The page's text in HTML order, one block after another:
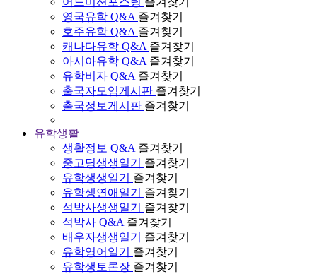
영국유학 Q&A 즐겨찾기
호주유학 Q&A 즐겨찾기
캐나다유학 Q&A 즐겨찾기
아시아유학 Q&A 즐겨찾기
유학비자 Q&A 즐겨찾기
출국자모임게시판 즐겨찾기
출국정보게시판 즐겨찾기
유학생활
생활정보 Q&A 즐겨찾기
중고딩생생일기
즐겨찾기
유학생생일기
즐겨찾기
유학생연애일기
즐겨찾기
석박사생생일기
즐겨찾기
석박사 Q&A 즐겨찾기
배우자생생일기
즐겨찾기
유학영어일기
즐겨찾기
유학생토론장 즐겨찾기